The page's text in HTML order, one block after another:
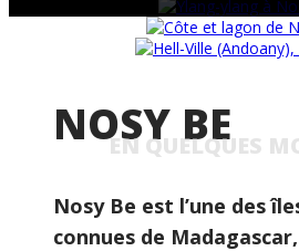
NOSY BE
EN QUELQUES
Nosy Be est l’une des
connues de